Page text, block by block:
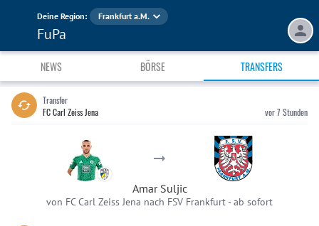
Deine Region: Frankfurt a.M.
FuPa
NEWS BÖRSE TRANSFERS
Transfer
FC Carl Zeiss Jena
vor 7 Stunden
Amar Suljic
von FC Carl Zeiss Jena nach FSV Frankfurt-ab sofort